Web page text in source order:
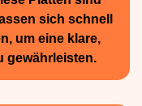
sich schnell
um eine klare,
gewährleisten.